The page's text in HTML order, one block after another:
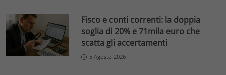
Fisco e conti correnti: la doppia
soglia di 20% e 71mila euro che
scatta gli accertamenti
5 Agosto 2026